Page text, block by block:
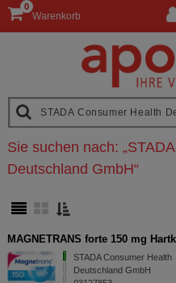
Warenkorb
0
Sie suchen nach: „
Deutschland GmbH“
MAGNETRANS forte 150 mg
STADA Consumer Health
Deutschland GmbH